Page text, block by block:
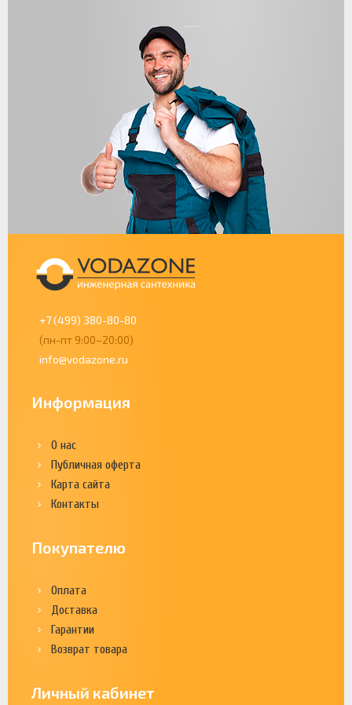
+7 (499) 380-80-80
(пн-пт 9:00–20:00)
info@vodazone.ru
Информация
О нас
Публичная оферта
Карта сайта
Контакты
Покупателю
Оплата
Доставка
Гарантии
Возврат товара
Личный кабинет